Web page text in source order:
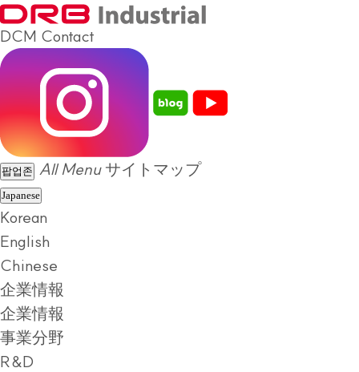
DCM Contact
팝업존 All Menu サイトマップ
Japanese
Korean
English
Chinese
企業情報
企業情報
事業分野
R&D